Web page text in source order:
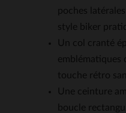
poches
style biker
Un col cranté
emblématiques
touche rétro
Une ceinture
boucle